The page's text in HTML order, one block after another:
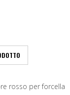
rosso per forcella